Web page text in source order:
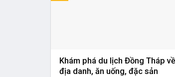
Khám phá du lịch Đồng Tháp về
địa danh, ăn uống, đặc sản